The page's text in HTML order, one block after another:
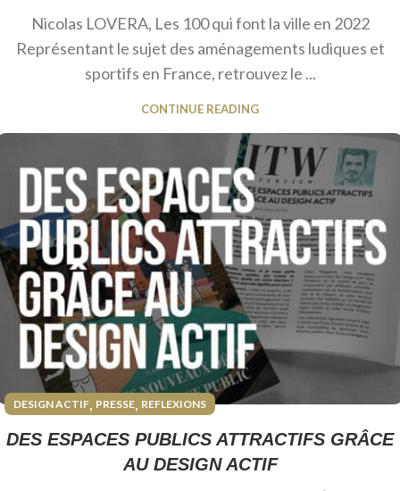
Nicolas LOVERA, Les 100 qui font la ville en 2022
Représentant le sujet des aménagements ludiques et
sportifs en France, retrouvez le ...
CONTINUE READING
DESIGN ACTIF, PRESSE, REFLEXIONS
DES ESPACES PUBLICS ATTRACTIFS GRÂCE
AU DESIGN ACTIF